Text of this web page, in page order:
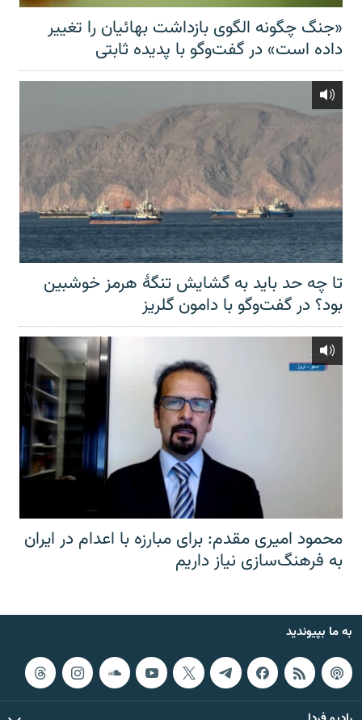
«جنگ چگونه الگوی بازداشت بهائیان را تغییر
داده است» در گفت‌وگو با پدیده ثابتی
تا چه حد باید به گشایش تنگهٔ هرمز خوشبین
بود؟ در گفت‌وگو با دامون گلریز
محمود امیری مقدم: برای مبارزه با اعدام در ایران
به فرهنگ‌سازی نیاز داریم
به ما بپیوندید